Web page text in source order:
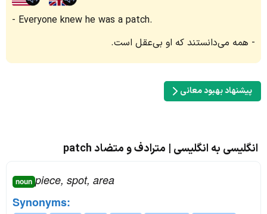
Everyone knew he was a patch.
همه می‌دانستند که او بی‌عقل است.
پیشنهاد بهبود معانی
انگلیسی به انگلیسی | مترادف و متضاد patch
noun piece, spot, area
Synonyms: